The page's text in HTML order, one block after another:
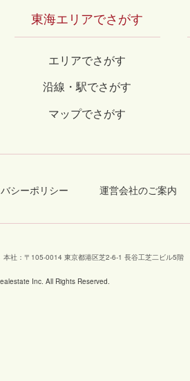
東海エリアでさがす
エリアでさがす
沿線・駅でさがす
マップでさがす
シーポリシー 運営会社のご案内
本社 ： 〒105-0014 東京都港区芝2-6-1 長谷工芝二ビル5階
Inc. All Rights Reserved.